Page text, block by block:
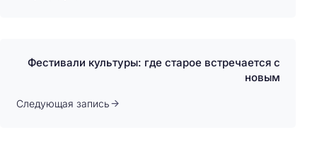
Фестивали культуры: где старое встречается с
новым
Следующая запись